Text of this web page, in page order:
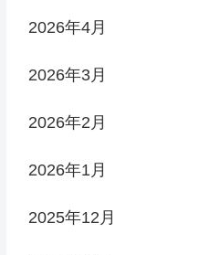
2026年4月
2026年3月
2026年2月
2026年1月
2025年12月